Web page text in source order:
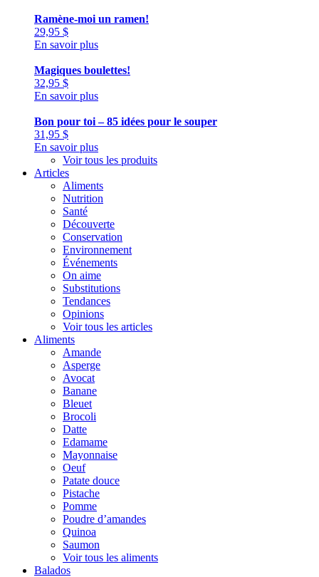
Ramène-moi un ramen!
29,95 $
En savoir plus
Magiques boulettes!
32,95 $
En savoir plus
Bon pour toi – 85 idées pour le souper
31,95 $
En savoir plus
Voir tous les produits
Articles
Aliments
Nutrition
Santé
Découverte
Conservation
Environnement
Événements
On aime
Substitutions
Tendances
Opinions
Voir tous les articles
Aliments
Amande
Asperge
Avocat
Banane
Bleuet
Brocoli
Datte
Edamame
Mayonnaise
Oeuf
Patate douce
Pistache
Pomme
Poudre d’amandes
Quinoa
Saumon
Voir tous les aliments
Balados